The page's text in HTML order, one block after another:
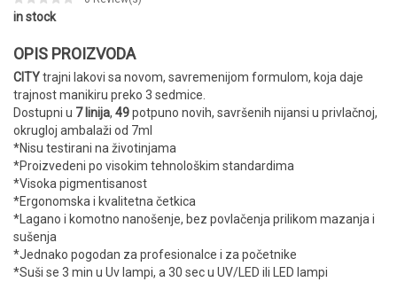
in stock
OPIS PROIZVODA
CITYtrajni lakovi sa novom, savremenijom formulom, koja daje
trajnost manikiru preko 3 sedmice.
Dostupni u 7 linija, 49potpuno novih, savršenih nijansi u privlačnoj,
okrugloj ambalaži od 7ml
*Nisu testirani na životinjama
*Proizvedeni po visokim tehnološkim standardima
*Visoka pigmentisanost
*Ergonomska i kvalitetna četkica
*Lagano i komotno nanošenje, bez povlačenja prilikom mazanja i
sušenja
*Jednako pogodan za profesionalce i za početnike
*Suši se 3 min u Uv lampi, a 30 sec u UV/LED ili LED lampi